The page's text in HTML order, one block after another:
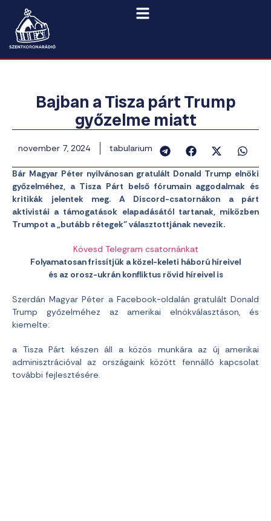
Bajban a Tisza párt Trump
győzelme miatt
november 7, 2024 tabularium
Bár Magyar Péter nyilvánosan gratulált Donald Trump elnöki
győzelméhez, a Tisza Párt belső fórumain aggodalmak és
kritikák jelentek meg. A Discord-csatornákon a párt
aktivistái a támogatások elapadásától tartanak, miközben
Trumpot a „butább rétegek” választottjának nevezik.
Kövesd Telegram csatornánkat
Folyamatosan frissítjük a közel-keleti háború híreivel
és az orosz-ukrán konfliktus rövid híreivel is
Szerdán Magyar Péter a Facebook-oldalán gratulált Donald
Trump győzelméhez az amerikai elnökválasztáson, és
kiemelte:
a Tisza Párt készen áll a közös munkára az új amerikai
adminisztrációval az országaink között fennálló kapcsolat
további fejlesztésére.